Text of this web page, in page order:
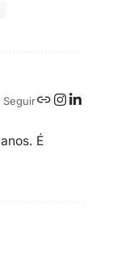
Seguir
É